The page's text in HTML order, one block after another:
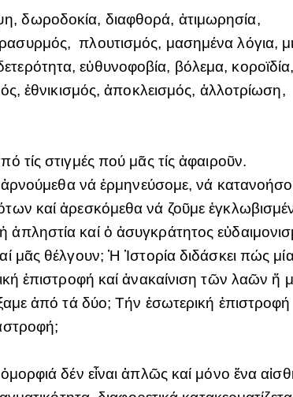
δωροδοκία, διαφθορά, ἀτιμωρησία,
πλουτισμός, μασημένα λόγια,
εὐθυνοφοβία, βόλεμα, κοροϊδία,
ἐθνικισμός, ἀποκλεισμός, ἀλλοτρίωση,
τίς στιγμές πού μᾶς τίς ἀφαιροῦν.
ἀρνούμεθα νά ἑρμηνεύσομε, νά
καί ἀρεσκόμεθα νά ζοῦμε
καί ὁ ἀσυγκράτητος
μᾶς θέλγουν; Ἡ Ἱστορία διδάσκει πώς
ἐπιστροφή καί ἀνακαίνιση τῶν λαῶν ἤ
ἀπό τά δύο; Τήν ἐσωτερική ἐπιστροφή
δέν εἶναι ἁπλῶς καί μόνο ἕνα